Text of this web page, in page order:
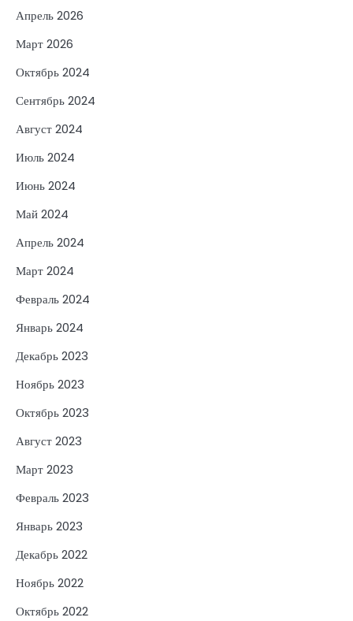
Апрель 2026
Март 2026
Октябрь 2024
Сентябрь 2024
Август 2024
Июль 2024
Июнь 2024
Май 2024
Апрель 2024
Март 2024
Февраль 2024
Январь 2024
Декабрь 2023
Ноябрь 2023
Октябрь 2023
Август 2023
Март 2023
Февраль 2023
Январь 2023
Декабрь 2022
Ноябрь 2022
Октябрь 2022